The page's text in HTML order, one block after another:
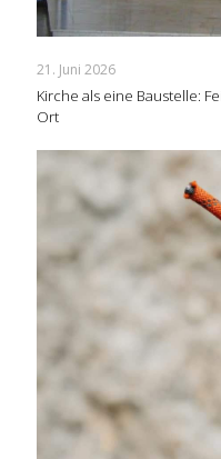
21. Juni 2026
Kirche als eine Baustelle:
Ort